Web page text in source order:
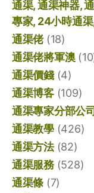
通渠, 通渠神器,
專家, 24小時通
通渠佬(18)
通渠佬將軍澳
通渠價錢(4)
通渠博客(109)
通渠專家分部公司
通渠教學(426)
通渠方法(82)
通渠服務(528)
通渠條 (7)